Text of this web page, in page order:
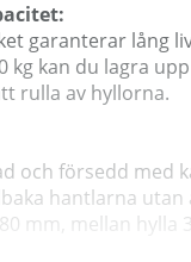
garanterar lång
kg kan du lagra
rulla av hyllorna.
och försedd
hantlarna
mm, mellan